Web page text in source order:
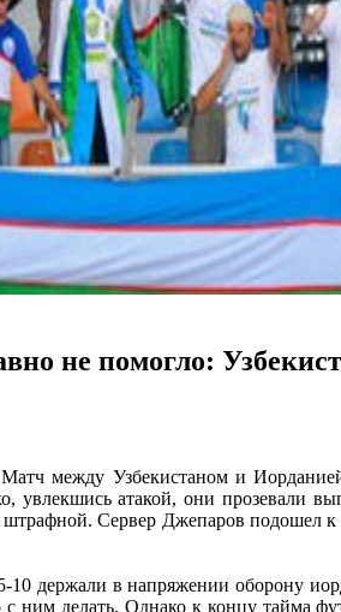
не помогло:
Матч между Узбекистаном и
увлекшись атакой, они прозевали
штрафной. Сервер Джепаров подошел
10 держали в напряжении оборону
ним делать. Однако к концу тайма